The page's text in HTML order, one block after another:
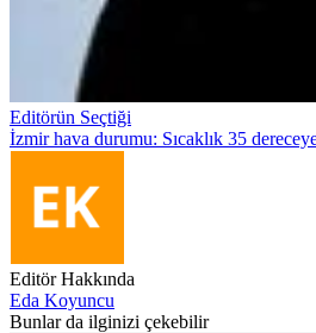
Editörün Seçtiği
İzmir hava durumu: Sıcaklık 35
Editör Hakkında
Eda Koyuncu
Bunlar da ilginizi çekebilir